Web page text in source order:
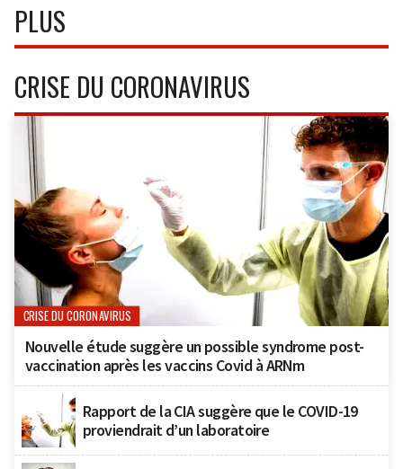
PLUS
CRISE DU CORONAVIRUS
CRISE DU CORONAVIRUS
Nouvelle étude suggère un possible syndrome post-
vaccination après les vaccins Covid à ARNm
Rapport de la CIA suggère que le COVID-19
proviendrait d’un laboratoire